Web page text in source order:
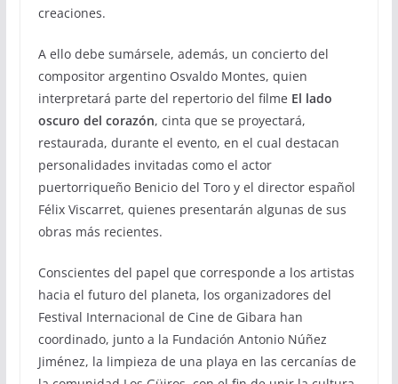
creaciones.
A ello debe sumársele, además, un concierto del
compositor argentino Osvaldo Montes, quien
interpretará parte del repertorio del filme El lado
oscuro del corazón, cinta que se proyectará,
restaurada, durante el evento, en el cual destacan
personalidades invitadas como el actor
puertorriqueño Benicio del Toro y el director español
Félix Viscarret, quienes presentarán algunas de sus
obras más recientes.
Conscientes del papel que corresponde a los artistas
hacia el futuro del planeta, los organizadores del
Festival Internacional de Cine de Gibara han
coordinado, junto a la Fundación Antonio Núñez
Jiménez, la limpieza de una playa en las cercanías de